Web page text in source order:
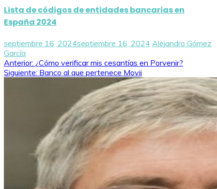
Lista de códigos de entidades bancarias en
España 2024
septiembre 16, 2024septiembre 16, 2024 Alejandro Gómez
García
Navegación
de
Anterior: ¿Cómo verificar mis cesantías en Porvenir?
Siguiente: Banco al que pertenece Movii